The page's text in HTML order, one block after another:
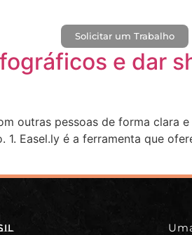
Solicitar um Trabalho
e dar
outras pessoas de forma clara
Easel.ly é a ferramenta que